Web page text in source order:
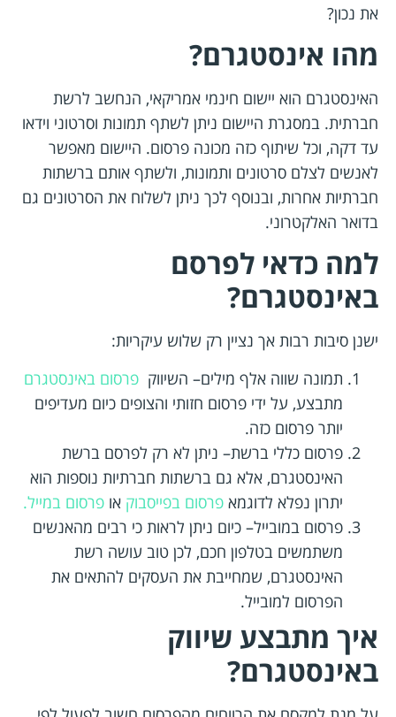
את נכון?
מהו אינסטגרם?
האינסטגרם הוא יישום חינמי אמריקאי, הנחשב לרשת
חברתית. במסגרת היישום ניתן לשתף תמונות וסרטוני וידאו
עד דקה, וכל שיתוף כזה מכונה פרסום. היישום מאפשר
לאנשים לצלם סרטונים ותמונות, ולשתף אותם ברשתות
חברתיות אחרות, ובנוסף לכך ניתן לשלוח את הסרטונים גם
בדואר האלקטרוני.
למה כדאי לפרסם
באינסטגרם?
ישנן סיבות רבות אך נציין רק שלוש עיקריות:
תמונה שווה אלף מילים– השיווק פרסום באינסטגרם
מתבצע, על ידי פרסום חזותי והצופים כיום מעדיפים
יותר פרסום כזה.
פרסום כללי ברשת– ניתן לא רק לפרסם ברשת
האינסטגרם, אלא גם ברשתות חברתיות נוספות הוא
יתרון נפלא לדוגמא פרסום בפייסבוק או פרסום במייל.
פרסום במובייל– כיום ניתן לראות כי רבים מהאנשים
משתמשים בטלפון חכם, לכן טוב עושה רשת
האינסטגרם, שמחייבת את העסקים להתאים את
הפרסום למובייל.
איך מתבצע שיווק
באינסטגרם?